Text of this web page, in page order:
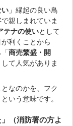
い 」縁起の良い鳥
親しまれていま
テナの使いとして
利くことから
商売繁盛・開
て人気がありま
なのかを、フク
いう意味です。
（消防署の方よ